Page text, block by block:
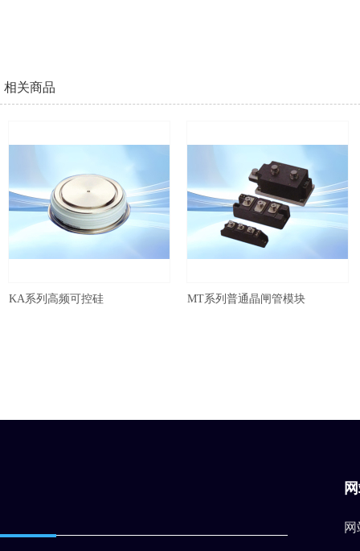
相关商品
KA系列高频可控硅 MT系列普通晶闸管模块